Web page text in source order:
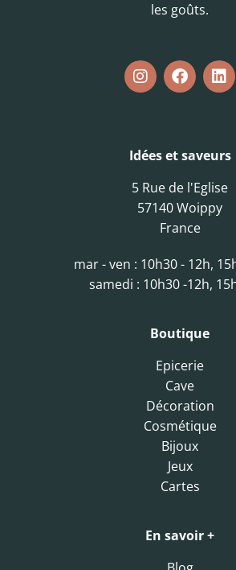
les goûts.
Idées et saveurs
5 Rue de l'Eglise
57140 Woippy
France
mar - ven : 10h30 - 12h,
samedi : 10h30 -12h,
Boutique
Epicerie
Cave
Décoration
Cosmétique
Bijoux
Jeux
Cartes
En savoir +